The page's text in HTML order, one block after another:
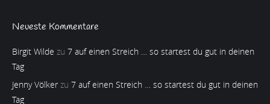
Neueste Kommentare
Birgit Wilde zu 7 auf einen Streich … so startest du gut in deinen
Tag
Jenny Völkerzu 7 auf einen Streich … so startest du gut in deinen
Tag